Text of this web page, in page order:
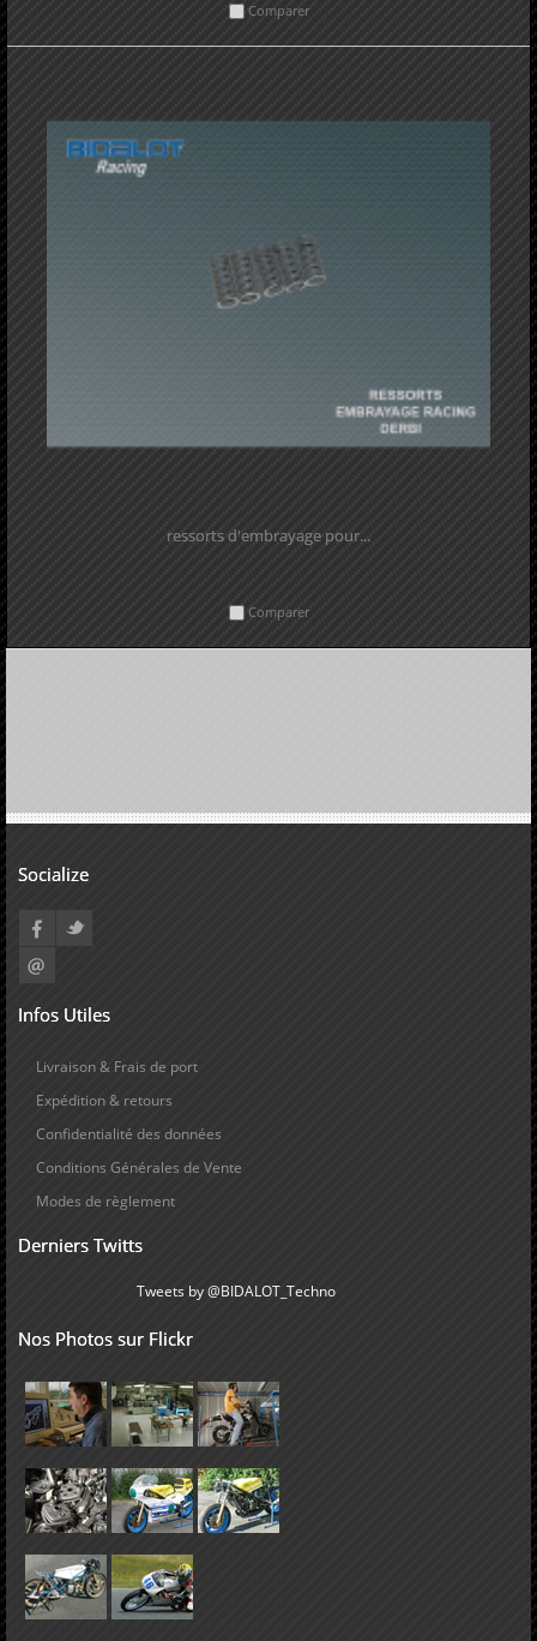
Comparer
ressorts d'embrayage pour...
Comparer
Socialize
Infos Utiles
Livraison & Frais de port
Expédition & retours
Confidentialité des données
Conditions Générales de Vente
Modes de règlement
Derniers Twitts
Tweets by @BIDALOT_Techno
Nos Photos sur Flickr